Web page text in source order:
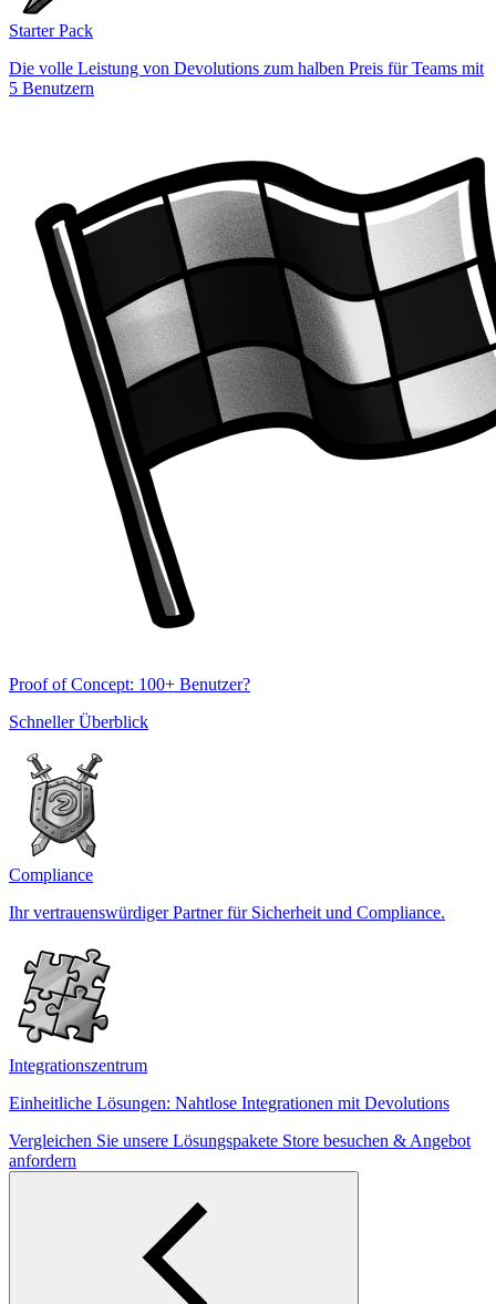
Starter Pack
Die volle Leistung von Devolutions zum halben Preis für Teams mit
5 Benutzern
Proof of Concept: 100+ Benutzer?
Schneller Überblick
Compliance
Ihr vertrauenswürdiger Partner für Sicherheit und Compliance.
Integrationszentrum
Einheitliche Lösungen: Nahtlose Integrationen mit Devolutions
Vergleichen Sie unsere Lösungspakete Store besuchen & Angebot
anfordern